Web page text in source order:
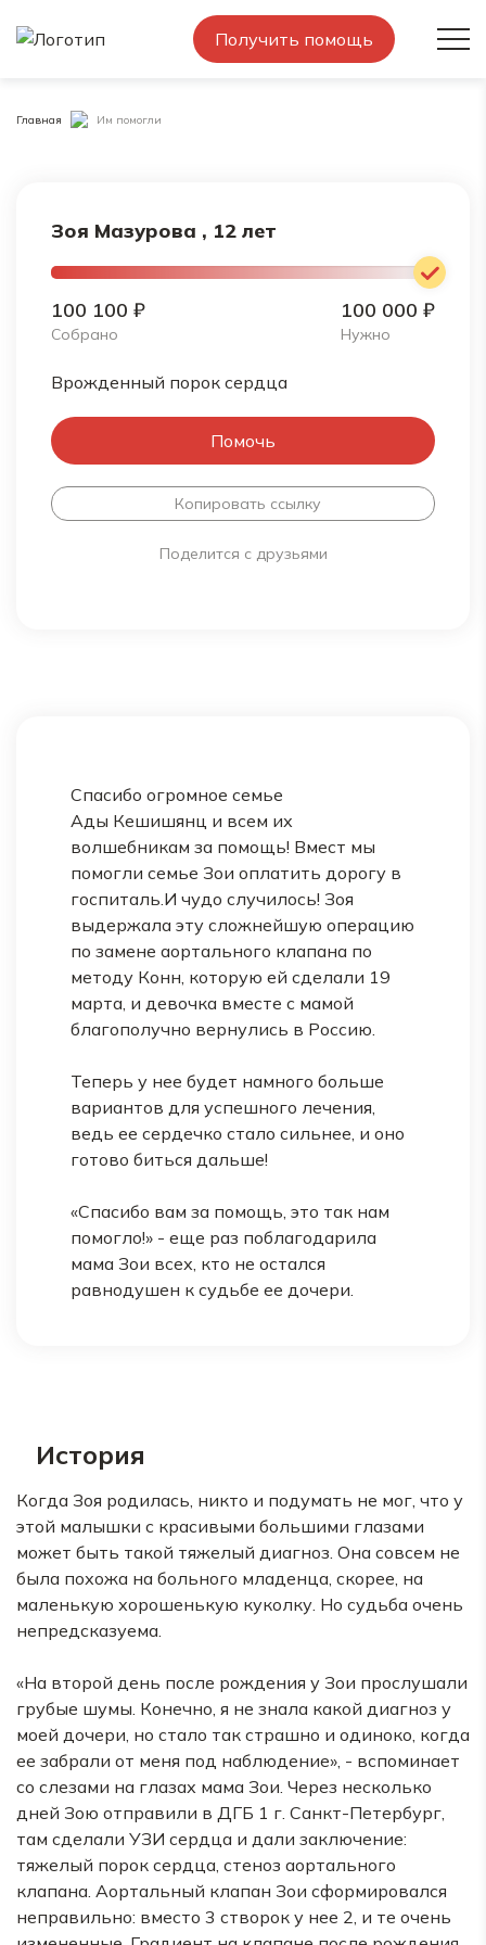
Получить помощь
Главная Им помогли
Зоя Мазурова , 12 лет
100 100 ₽
Собрано
100 000 ₽
Нужно
Врожденный порок сердца
Помочь
Поделится с друзьями
Копировать ссылку
Спасибо огромное семье
Ады Кешишянц и всем их
волшебникам за помощь! Вмест мы
помогли семье Зои оплатить дорогу в
госпиталь.И чудо случилось! Зоя
выдержала эту сложнейшую операцию
по замене аортального клапана по
методу Конн, которую ей сделали 19
марта, и девочка вместе с мамой
благополучно вернулись в Россию.
Теперь у нее будет намного больше
вариантов для успешного лечения,
ведь ее сердечко стало сильнее, и оно
готово биться дальше!
«Спасибо вам за помощь, это так нам
помогло!» - еще раз поблагодарила
мама Зои всех, кто не остался
равнодушен к судьбе ее дочери.
История
Когда Зоя родилась, никто и подумать не мог, что у
этой малышки с красивыми большими глазами
может быть такой тяжелый диагноз. Она совсем не
была похожа на больного младенца, скорее, на
маленькую хорошенькую куколку. Но судьба очень
непредсказуема.
«На второй день после рождения у Зои прослушали
грубые шумы. Конечно, я не знала какой диагноз у
моей дочери, но стало так страшно и одиноко, когда
ее забрали от меня под наблюдение», - вспоминает
со слезами на глазах мама Зои. Через несколько
дней Зою отправили в ДГБ 1 г. Санкт-Петербург,
там сделали УЗИ сердца и дали заключение:
тяжелый порок сердца, стеноз аортального
клапана. Аортальный клапан Зои сформировался
неправильно: вместо 3 створок у нее 2, и те очень